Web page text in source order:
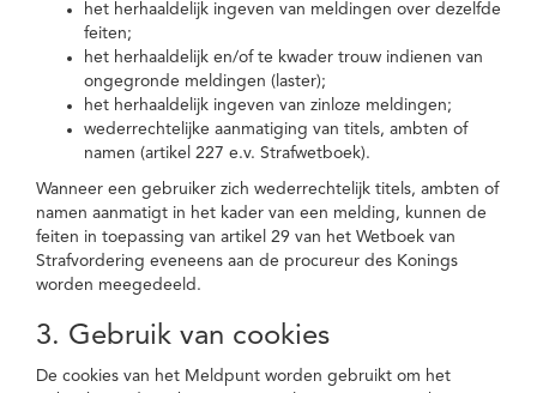
het herhaaldelijk ingeven van meldingen over dezelfde
feiten;
het herhaaldelijk en/of te kwader trouw indienen van
ongegronde meldingen (laster);
het herhaaldelijk ingeven van zinloze meldingen;
wederrechtelijke aanmatiging van titels, ambten of
namen (artikel 227 e.v. Strafwetboek).
Wanneer een gebruiker zich wederrechtelijk titels, ambten of
namen aanmatigt in het kader van een melding, kunnen de
feiten in toepassing van artikel 29 van het Wetboek van
Strafvordering eveneens aan de procureur des Konings
worden meegedeeld.
3. Gebruik van cookies
De cookies van het Meldpunt worden gebruikt om het